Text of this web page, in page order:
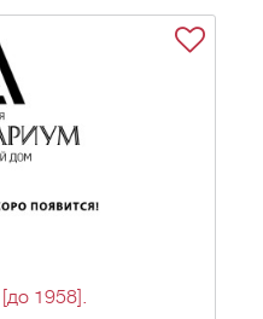
1958].